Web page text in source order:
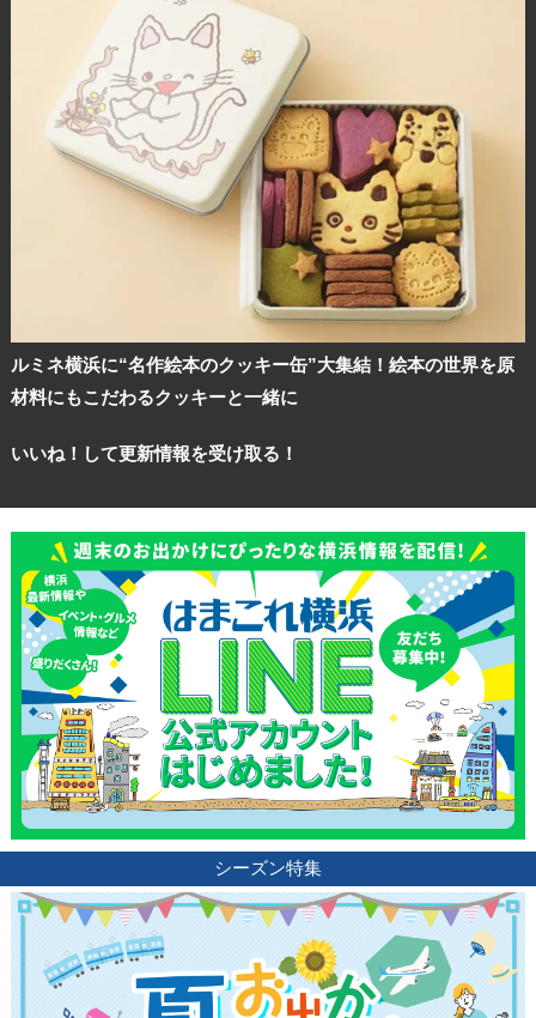
ルミネ横浜に“名作絵本のクッキー缶”大集結！絵本の世界を原
材料にもこだわるクッキーと一緒に
いいね！して更新情報を受け取る！
シーズン特集
観光ガイド
ランキング
ブログ記事
サイトについて